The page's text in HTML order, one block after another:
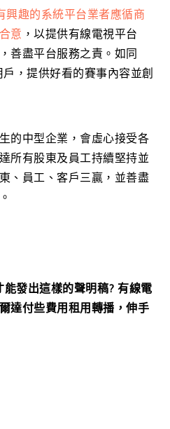
興趣的系統平台業者應循商
意 ，以提供有線電視平台
善盡平台服務之責。如同
，提供好看的賽事內容並創
的中型企業，會虛心接受各
所有股東及員工持續堅持並
、員工、客戶三贏，並善盡
發出這樣的聲明稿? 有線電
達付些費用租用轉播，伸手